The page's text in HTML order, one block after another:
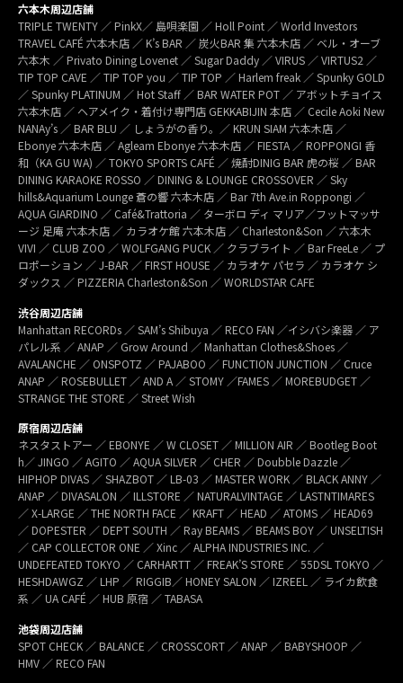
六本木周辺店舗
TRIPLE TWENTY ／ PinkX／ 島唄楽園 ／ Holl Point ／ World Investors
TRAVEL CAFÉ 六本木店 ／ K’s BAR ／ 炭火BAR 集 六本木店 ／ ベル・オーブ
六本木 ／ Privato Dining Lovenet ／ Sugar Daddy ／ VIRUS ／ VIRTUS2 ／
TIP TOP CAVE ／ TIP TOP you ／ TIP TOP ／ Harlem freak ／ Spunky GOLD
／ Spunky PLATINUM ／ Hot Staff ／ BAR WATER POT ／ アボットチョイス
六本木店 ／ ヘアメイク・着付け専門店 GEKKABIJIN 本店 ／ Cecile Aoki New
NANAy’s ／ BAR BLU ／ しょうがの香り。／ KRUN SIAM 六本木店 ／
Ebonye 六本木店 ／ Agleam Ebonye 六本木店 ／ FIESTA ／ ROPPONGI 香
和（KA GU WA) ／ TOKYO SPORTS CAFÉ ／ 焼酎DINIG BAR 虎の桜 ／ BAR
DINING KARAOKE ROSSO ／ DINING & LOUNGE CROSSOVER ／ Sky
hills&Aquarium Lounge 蒼の響 六本木店 ／ Bar 7th Ave.in Roppongi ／
AQUA GIARDINO ／ Café&Trattoria ／ ターボロ ディ マリア／フットマッサ
ージ 足庵 六本木店 ／ カラオケ館 六本木店 ／ Charleston&Son ／ 六本木
VIVI ／ CLUB ZOO ／ WOLFGANG PUCK ／ クラブライト ／ Bar FreeLe ／ プ
ロポーション ／ J-BAR ／ FIRST HOUSE ／ カラオケ パセラ ／ カラオケ シ
ダックス ／ PIZZERIA Charleston&Son ／ WORLDSTAR CAFE
渋谷周辺店舗
Manhattan RECORDs ／ SAM’s Shibuya ／ RECO FAN ／イシバシ楽器 ／ ア
パレル系 ／ ANAP ／ Grow Around ／ Manhattan Clothes&Shoes ／
AVALANCHE ／ ONSPOTZ ／ PAJABOO ／ FUNCTION JUNCTION ／ Cruce
ANAP ／ ROSEBULLET ／ AND A ／ STOMY ／FAMES ／ MOREBUDGET ／
STRANGE THE STORE ／ Street Wish
原宿周辺店舗
ネスタストアー ／ EBONYE ／ W CLOSET ／ MILLION AIR ／ Bootleg Boot
h／ JINGO ／ AGITO ／ AQUA SILVER ／ CHER ／ Doubble Dazzle ／
HIPHOP DIVAS ／ SHAZBOT ／ LB-03 ／ MASTER WORK ／ BLACK ANNY ／
ANAP ／ DIVASALON ／ ILLSTORE ／ NATURALVINTAGE ／ LASTNTIMARES
／ X-LARGE ／ THE NORTH FACE ／ KRAFT ／ HEAD ／ ATOMS ／ HEAD69
／ DOPESTER ／ DEPT SOUTH ／ Ray BEAMS ／ BEAMS BOY ／ UNSELTISH
／ CAP COLLECTOR ONE ／ Xinc ／ ALPHA INDUSTRIES INC. ／
UNDEFEATED TOKYO ／ CARHARTT ／ FREAK’S STORE ／ 55DSL TOKYO ／
HESHDAWGZ ／ LHP ／ RIGGIB／ HONEY SALON ／ IZREEL ／ ライカ飲食
系 ／ UA CAFÉ ／ HUB 原宿 ／ TABASA
池袋周辺店舗
SPOT CHECK ／ BALANCE ／ CROSSCORT ／ ANAP ／ BABYSHOOP ／
HMV ／ RECO FAN